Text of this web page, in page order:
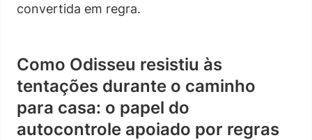
convertida em regra.
Como Odisseu resistiu às
tentações durante o caminho
para casa: o papel do
autocontrole apoiado por regras